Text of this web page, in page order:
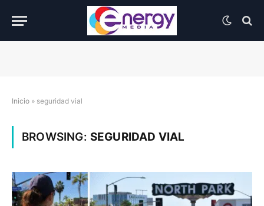
Inicio » seguridad vial
BROWSING: SEGURIDAD VIAL